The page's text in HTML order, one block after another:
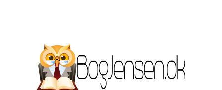
Landbrug / Skovbrug
Litteraturhistorie